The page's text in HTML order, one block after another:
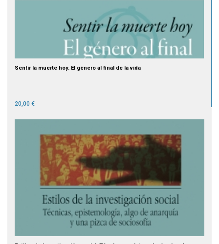
Sentir la muerte hoy. El género al final de la vida
20,00 €